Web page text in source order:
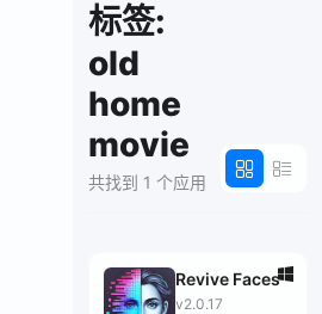
标签:
old
home
movie
共找到 1 个应用
Revive Faces
v2.0.17